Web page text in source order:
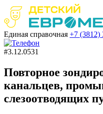
Единая справочная +7 (3812)
#3.12.0531
Повторное
канальцев,
слезоотводящих